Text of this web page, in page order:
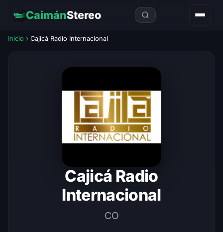
CaimánStereo
Inicio › Cajicá Radio Internacional
Cajicá Radio
Internacional
CO